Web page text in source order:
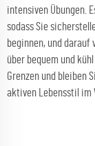
intensiven Übungen.
sodass Sie
beginnen, und darauf
über bequem und
Grenzen und bleiben
aktiven Lebensstil im